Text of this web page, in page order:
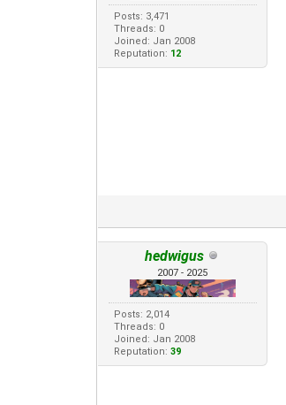
Posts: 3,471
Threads: 0
Joined: Jan 2008
Reputation: 12
hedwigus
2007 - 2025
Posts: 2,014
Threads: 0
Joined: Jan 2008
Reputation: 39